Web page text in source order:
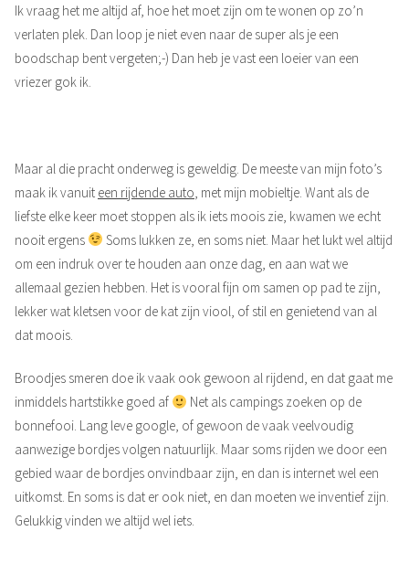
Ik vraag het me altijd af, hoe het moet zijn om te wonen op zo’n
verlaten plek. Dan loop je niet even naar de super als je een
boodschap bent vergeten;-) Dan heb je vast een loeier van een
vriezer gok ik.
Maar al die pracht onderweg is geweldig. De meeste van mijn foto’s
maak ik vanuit een rijdende auto, met mijn mobieltje. Want als de
liefste elke keer moet stoppen als ik iets moois zie, kwamen we echt
nooit ergens
Soms lukken ze, en soms niet. Maar het lukt wel altijd
om een indruk over te houden aan onze dag, en aan wat we
allemaal gezien hebben. Het is vooral fijn om samen op pad te zijn,
lekker wat kletsen voor de kat zijn viool, of stil en genietend van al
dat moois.
Broodjes smeren doe ik vaak ook gewoon al rijdend, en dat gaat me
inmiddels hartstikke goed af
Net als campings zoeken op de
bonnefooi. Lang leve google, of gewoon de vaak veelvoudig
aanwezige bordjes volgen natuurlijk. Maar soms rijden we door een
gebied waar de bordjes onvindbaar zijn, en dan is internet wel een
uitkomst. En soms is dat er ook niet, en dan moeten we inventief zijn.
Gelukkig vinden we altijd wel iets.